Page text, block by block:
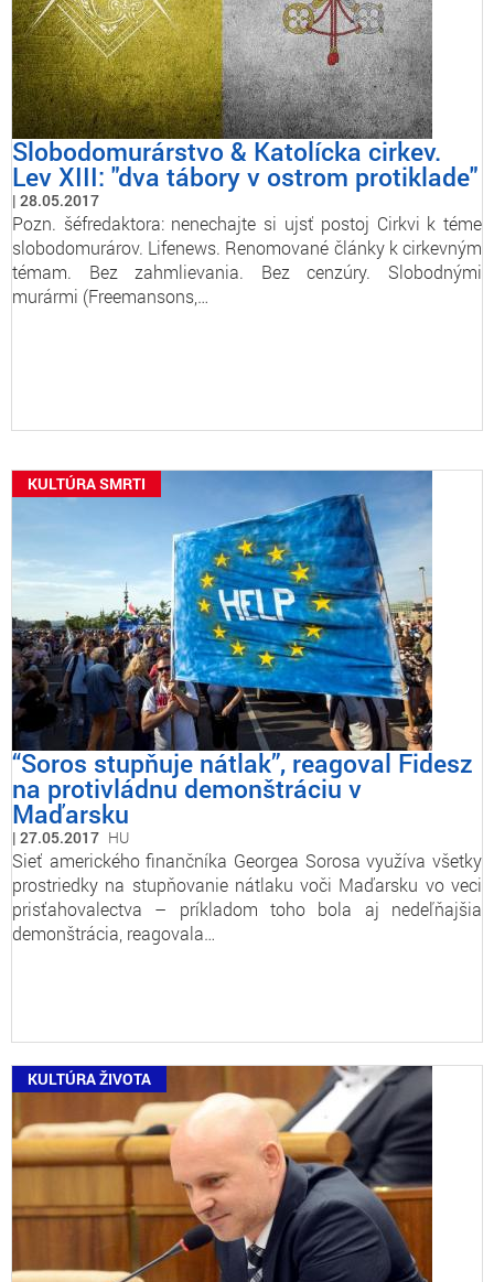
Slobodomurárstvo & Katolícka cirkev.
Lev XIII: "dva tábory v ostrom protiklade"
28.05.2017
Pozn. šéfredaktora: nenechajte si ujsť postoj Cirkvi k téme
slobodomurárov. Lifenews. Renomované články k cirkevným
témam. Bez zahmlievania. Bez cenzúry. Slobodnými
murármi (Freemansons,…
KULTÚRA SMRTI
“Soros stupňuje nátlak”, reagoval Fidesz
na protivládnu demonštráciu v
Maďarsku
27.05.2017 HU
Sieť amerického finančníka Georgea Sorosa využíva všetky
prostriedky na stupňovanie nátlaku voči Maďarsku vo veci
prisťahovalectva – príkladom toho bola aj nedeľňajšia
demonštrácia, reagovala…
KULTÚRA ŽIVOTA